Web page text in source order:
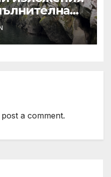
на
a comment.